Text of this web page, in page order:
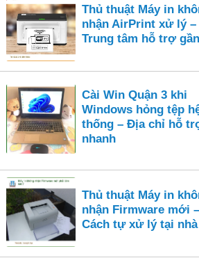
Thủ thuật Máy in
nhận AirPrint xử lý –
Trung tâm hỗ trợ
Cài Win Quận 3 khi
Windows hỏng tệp
thống – Địa chỉ hỗ
nhanh
Thủ thuật Máy in
nhận Firmware mới –
Cách tự xử lý tại nhà